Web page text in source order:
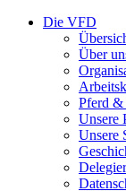
Die VFD
Über
Pferd &
Unsere
Unsere